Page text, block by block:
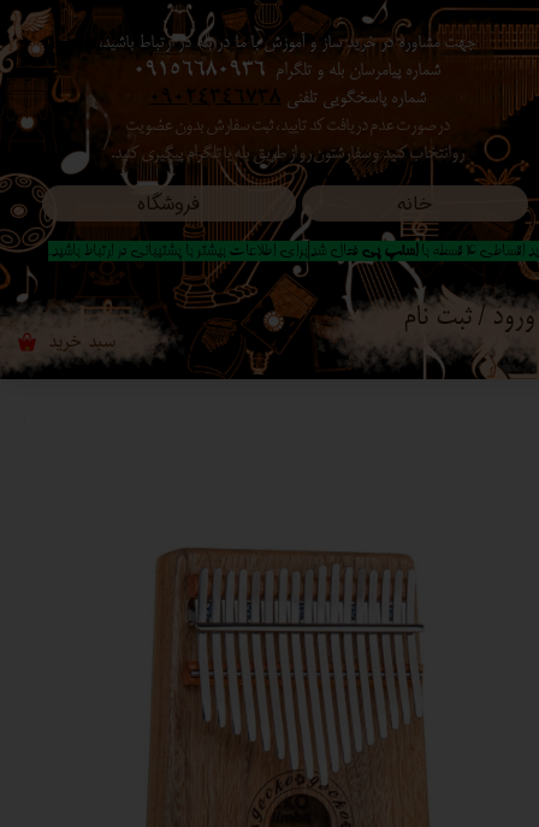
خانه فروشگاه
جهت مشاوره در خرید ساز و آموزش با ما در بله در ارتباط باشید،
شماره پیامرسان بله و تلگرام 09156680936
شماره پاسخگویی تلفنی 09024346738
در صورت عدم دریافت کد تایید ، ثبت سفارش بدون عضویت
رو انتخاب کنید ​​​​​​​ و سفارشتون رو از طریق بله یا تلگرام پیگیری کنید.
۰ سبد خرید
ورود / ثبت نام
حساب کاربری من
تغییر گذر واژه
سفارشات
خروج از حساب کاربری
اقساطی 4 قسطه با اسنپ پی فعال شد|برای اطلاعات بیشتر با پشتیبانی در ارتباط باشید..